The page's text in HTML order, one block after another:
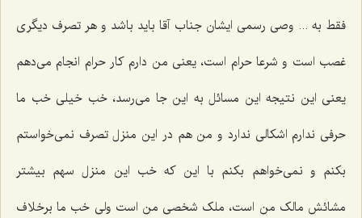
فقط به ... وصی رسمی ایشان جناب آقا باید باشد و هر تصرف دیگری
غصب است و شرعا حرام است، یعنی من دارم کار حرام انجام می‌دهم
یعنی این نتیجه این مسائل به این جا می‌رسد، خب خیلی خب ما
حرفی ندارم اشکالی ندارد و من هم در این منزل تصرف نمی‌خواستم
بکنم و نمی‌خواهم بکنم با این که خب این منزل سهم بیشتر
مشائش مالک من است، ملک شخصی من است ولی خب ما برخلاف